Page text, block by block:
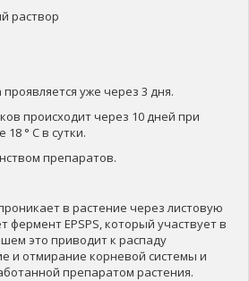
раствор
уже через 3 дня.
происходит через 10 дней при
° C в сутки.
препаратов.
в растение через листовую
фермент EPSPS, который участвует в
это приводит к распаду
и отмирание корневой системы и
препаратом растения.